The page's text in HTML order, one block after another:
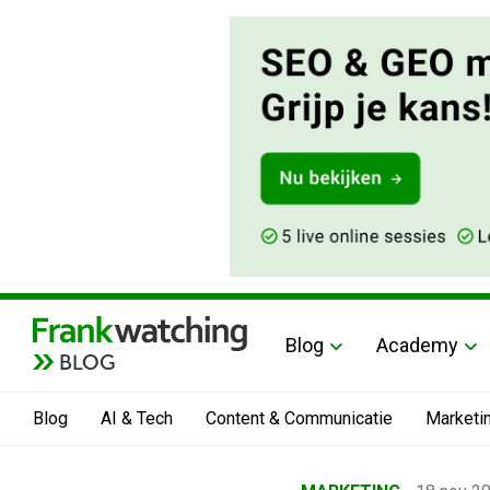
BLOG
Blog Academy
Blog AI & Tech Content & Communicatie